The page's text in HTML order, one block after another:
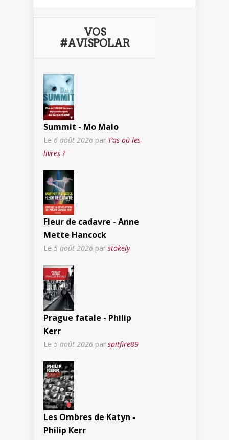
VOS
#AVISPOLAR
Summit - Mo Malo
Le 6 août 2026 par T’as où les
livres ?
Fleur de cadavre - Anne
Mette Hancock
Le 5 août 2026 par stokely
Prague fatale - Philip
Kerr
Le 5 août 2026 par spitfire89
Les Ombres de Katyn -
Philip Kerr